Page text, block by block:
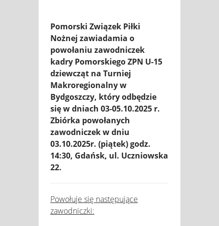
Pomorski Związek Piłki
Nożnej zawiadamia o
powołaniu zawodniczek
kadry Pomorskiego ZPN U-15
dziewcząt na Turniej
Makroregionalny w
Bydgoszczy, który odbędzie
się w dniach 03-05.10.2025 r.
Zbiórka powołanych
zawodniczek w dniu
03.10.2025r. (piątek) godz.
14:30, Gdańsk, ul. Uczniowska
22.
Powołuje się następujące
zawodniczki: